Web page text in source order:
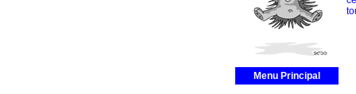
Menu Principal